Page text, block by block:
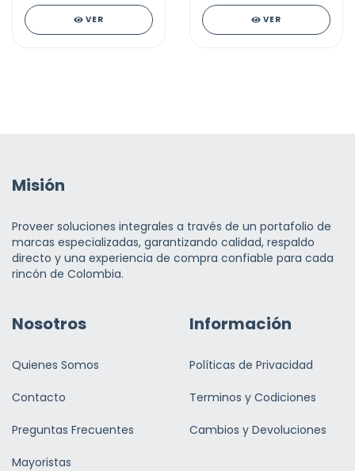
VER VER
Misión
Proveer soluciones integrales a través de un portafolio de
marcas especializadas, garantizando calidad, respaldo
directo y una experiencia de compra confiable para cada
rincón de Colombia.
Nosotros
Quienes Somos
Contacto
Preguntas Frecuentes
Mayoristas
Información
Políticas de Privacidad
Terminos y Codiciones
Cambios y Devoluciones